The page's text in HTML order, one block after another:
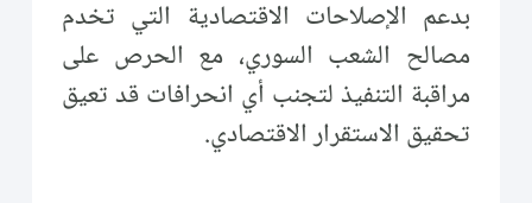
بدعم الإصلاحات الاقتصادية التي تخدم
مصالح الشعب السوري، مع الحرص على
مراقبة التنفيذ لتجنب أي انحرافات قد تعيق
تحقيق الاستقرار الاقتصادي.